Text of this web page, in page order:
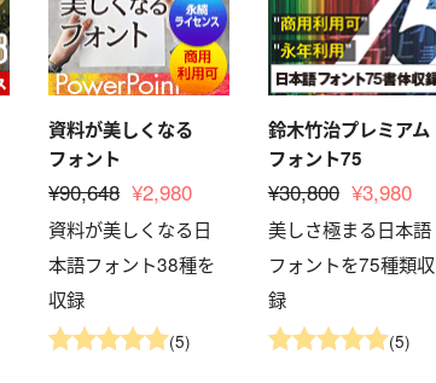
資料が美しくなる
フォント
¥90,648 ¥2,980
資料が美しくなる日
本語フォント38種を
収録
(5)
鈴木竹治プレミアム
フォント75
¥30,800 ¥3,980
美しさ極まる日本語
フォントを75種類収
録
(5)